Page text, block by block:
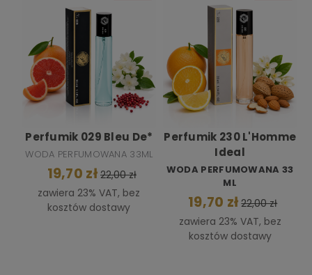
Perfumik 029 Bleu De*
WODA PERFUMOWANA 33ML
19,70 zł 22,00 zł
zawiera 23% VAT, bez
kosztów dostawy
Perfumik 230 L'Homme
Ideal
WODA PERFUMOWANA 33
ML
19,70 zł 22,00 zł
zawiera 23% VAT, bez
kosztów dostawy